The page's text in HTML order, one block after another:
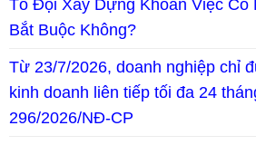
Tổ Đội Xây Dựng Khoán Việc Có
Bắt Buộc Không?
Từ 23/7/2026, doanh nghiệp chỉ
kinh doanh liên tiếp tối đa 24
296/2026/NĐ-CP